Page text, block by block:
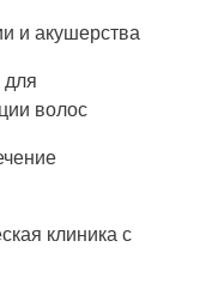
и акушерства
волос
клиника с